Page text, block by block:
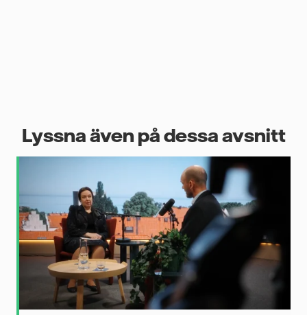
Lyssna även på dessa avsnitt